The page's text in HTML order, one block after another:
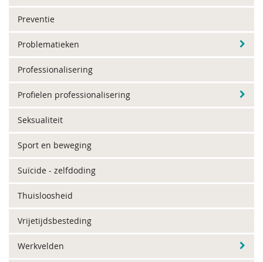
Preventie
Problematieken
Professionalisering
Profielen professionalisering
Seksualiteit
Sport en beweging
Suïcide - zelfdoding
Thuisloosheid
Vrijetijdsbesteding
Werkvelden